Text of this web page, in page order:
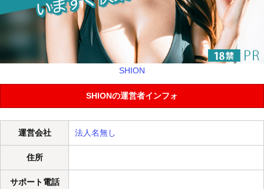
SHION
SHIONの運営者インフォ
運営会社 法人名無し
住所
サポート電話